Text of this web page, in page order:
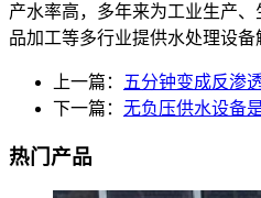
产水率高，多年来为工业生产
品加工等多行业提供水处理设备
上一篇：
五分钟变成反渗
下一篇： 无负压供水设备
热门产品